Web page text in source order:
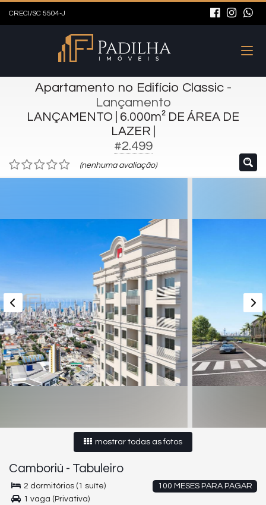
CRECI/SC 5504-J
Apartamento no Edifício Classic-
Lançamento
LANÇAMENTO | 6.000m² DE ÁREA DE
LAZER |
#2.499
(nenhuma avaliação)
mostrar todas as fotos
Camboriú - Tabuleiro
100 MESES PARA PAGAR
2 dormitórios (1 suíte)
1 vaga (Privativa)